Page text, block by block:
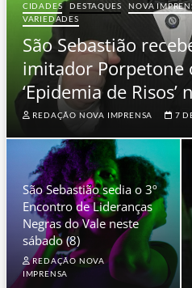
CIDADES DESTAQUES NOVA
VARIEDADES
São Sebastião
imitador Porpetone
‘Epidemia de Risos’
REDAÇÃO NOVA IMPRENSA 7
São Sebastião sedia o 3º
Encontro de Lideranças
Negras do Vale neste
sábado (8)
REDAÇÃO NOVA
IMPRENSA